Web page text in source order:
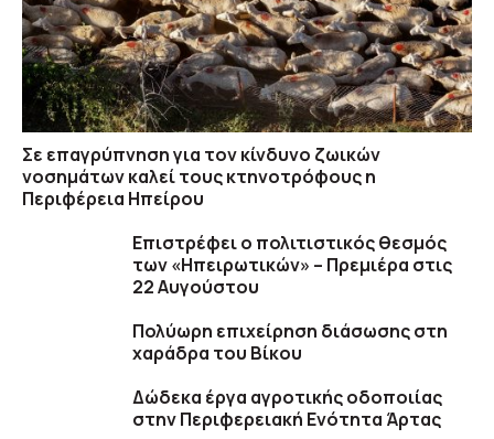
Σε επαγρύπνηση για τον κίνδυνο ζωικών
νοσημάτων καλεί τους κτηνοτρόφους η
Περιφέρεια Ηπείρου
Επιστρέφει ο πολιτιστικός θεσμός
των «Ηπειρωτικών» – Πρεμιέρα στις
22 Αυγούστου
Πολύωρη επιχείρηση διάσωσης στη
χαράδρα του Βίκου
Δώδεκα έργα αγροτικής οδοποιίας
στην Περιφερειακή Ενότητα Άρτας